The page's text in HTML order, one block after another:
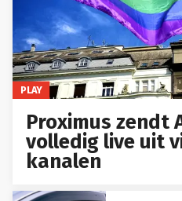
PLAY
Proximus zendt
volledig live uit
kanalen